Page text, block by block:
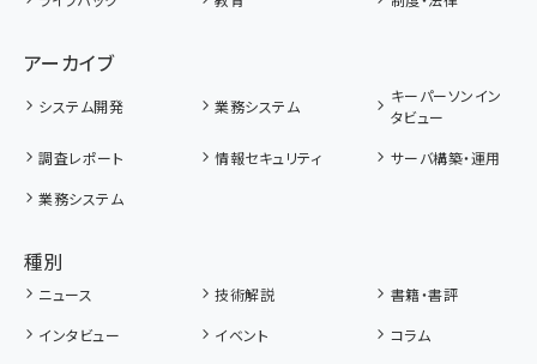
アーカイブ
システム開発 業務システム
キーパーソンイン
タビュー
調査レポート
情報セキュリティ
サーバ構築・運用
業務システム
種別
ニュース 技術解説
書籍・書評
インタビュー
イベント
コラム